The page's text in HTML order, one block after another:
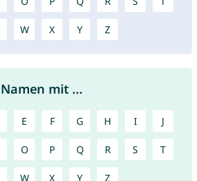
W X Y Z
Namen mit ...
E F G H I J
O P Q R S T
W X Y Z